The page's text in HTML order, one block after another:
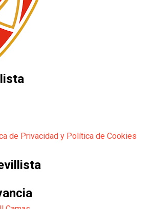
de Privacidad y Política de Cookies